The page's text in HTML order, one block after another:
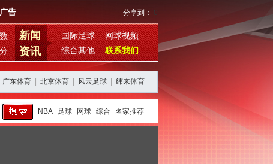
告 分享到： 0
新闻
资讯
国际足球
网球视频
综合其他
联系我们
广东体育 北京体育 风云足球 纬来体育
西班牙阿根廷再续恩怨，期待欧美杯对决
NBA 足球 网球 综合 名家推荐